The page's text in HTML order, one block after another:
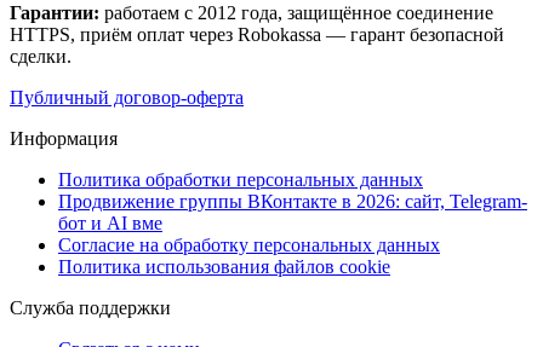
Гарантии: работаем с 2012 года, защищённое соединение
HTTPS, приём оплат через Robokassa — гарант безопасной
сделки.
Публичный договор-оферта
Информация
Политика обработки персональных данных
Продвижение группы ВКонтакте в 2026: сайт, Telegram-
бот и AI вме
Согласие на обработку персональных данных
Политика использования файлов cookie
Служба поддержки